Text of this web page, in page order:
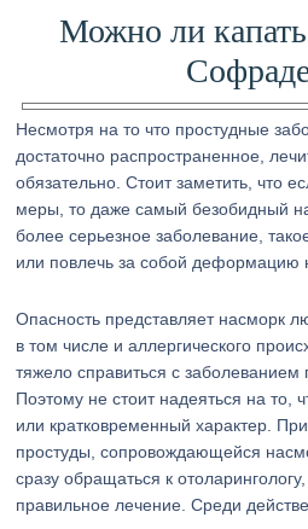
Можно ли
Несмотря на то что простудные
достаточно распространенное,
обязательно. Стоит заметить, что
меры, то даже самый безобидный
более серьезное заболевание,
или повлечь за собой деформацию
Опасность представляет насморк
в том числе и аллергического
тяжело справиться c заболеванием
Поэтому не стоит надеяться на то,
или кратковременный характер.
простуды, сопровождающейся
сразу обращаться к
правильное лечение. Среди